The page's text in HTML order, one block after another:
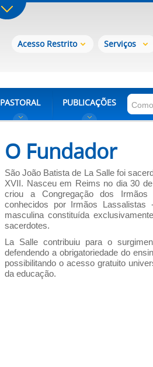
Acesso Restrito Serviços
PASTORAL PUBLICAÇÕES
O Fundador
São João Batista de La Salle foi
XVII. Nasceu em Reims no dia 30
criou a Congregação dos
conhecidos por Irmãos Lassalistas
masculina constituída
sacerdotes.
La Salle contribuiu para o
defendendo a obrigatoriedade do
possibilitando o acesso gratuito
da educação.